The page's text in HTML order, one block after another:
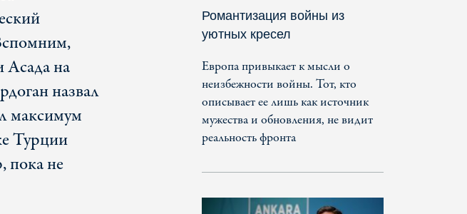
Асада на
назвал
максимум
Турции
пока не
Романтизация войны из
уютных кресел
Европа привыкает к мысли о
неизбежности войны. Тот, кто
описывает ее лишь как источник
мужества и обновления, не видит
реальность фронта